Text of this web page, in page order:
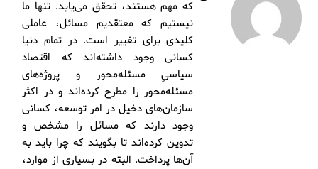
که مهم هستند، تحقق می‌یابد. تنها ما
نیستیم که معتقدیم مسائل، عاملی
کلیدی برای تغییر است. در تمام دنیا
کسانی وجود داشته‌اند که اقتصاد
سیاسیِ مسئله‌محور و پروژه‌های
مسئله‌محور را مطرح کرده‌اند و در اکثر
سازمان‌های دخیل در امر توسعه، کسانی
وجود دارند که مسائل را مشخص و
تدوین کرده‌اند تا بگویند که چرا باید به
آن‌ها پرداخت. البته در بسیاری از موارد،